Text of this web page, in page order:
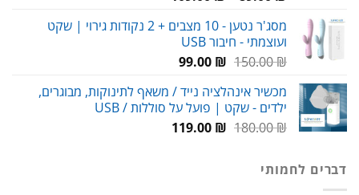
מסג'ר נטען - 10 מצבים + 2 נקודות גירוי | שקט
ועוצמתי - חיבור USB
150.00₪
המחיר
היה:
150.00 ₪.
99.00 ₪
המחיר
הוא:
99.00 ₪.
מכשיר אינהלציה נייד / משאף לתינוקות, מבוגרים,
ילדים - שקט | פועל על סוללות / USB
180.00₪
המחיר119.00 ₪
המחיר
דברים לחמותי